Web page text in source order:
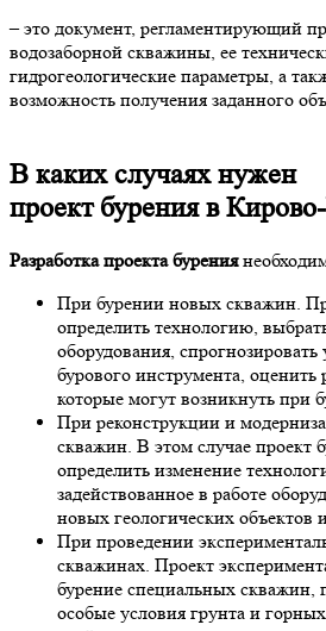
– это документ, регламентирующий
водозаборной скважины, ее
гидрогеологические параметры, а
возможность получения заданного
В каких случаях нужен
проект бурения в
Разработка проекта бурения
При бурении новых скважин.
определить технологию,
оборудования,
бурового инструмента, оценить
которые могут возникнуть при
При реконструкции и
скважин. В этом случае проект
определить изменение
задействованное в работе
новых геологических объектов
При проведении
скважинах. Проект
бурение специальных скважин,
особые условия грунта и